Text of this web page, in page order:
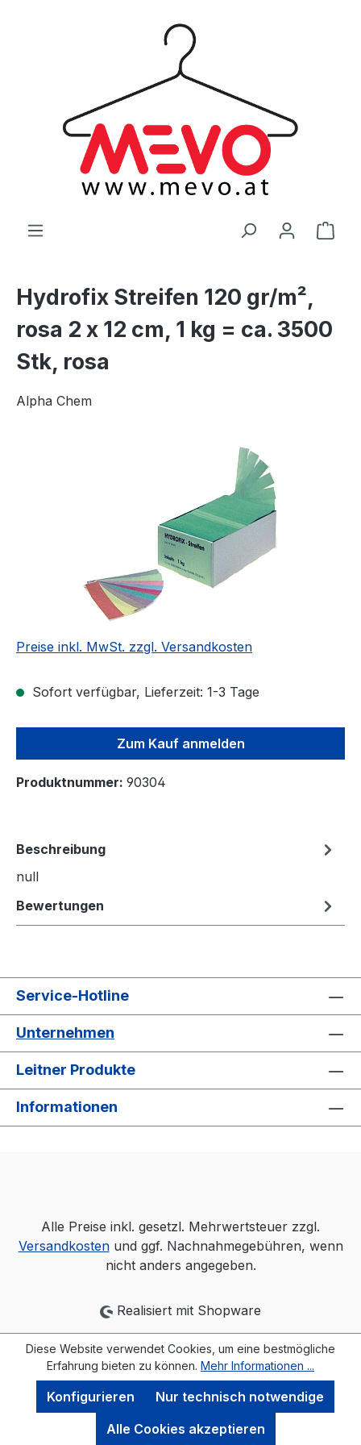
Hydrofix Streifen 120 gr/m²,
rosa 2 x 12 cm, 1 kg = ca. 3500
Stk, rosa
Alpha Chem
Preise inkl. MwSt. zzgl. Versandkosten
Sofort verfügbar, Lieferzeit: 1-3 Tage
Zum Kauf anmelden
Produktnummer: 90304
Beschreibung
null
Bewertungen
Service-Hotline
Unternehmen
Leitner Produkte
Informationen
Alle Preise inkl. gesetzl. Mehrwertsteuer zzgl.
Versandkostenund ggf. Nachnahmegebühren, wenn
nicht anders angegeben.
Realisiert mit Shopware
Diese Website verwendet Cookies, um eine bestmögliche
Erfahrung bieten zu können. Mehr Informationen ...
Nur technisch notwendige
Konfigurieren
Alle Cookies akzeptieren